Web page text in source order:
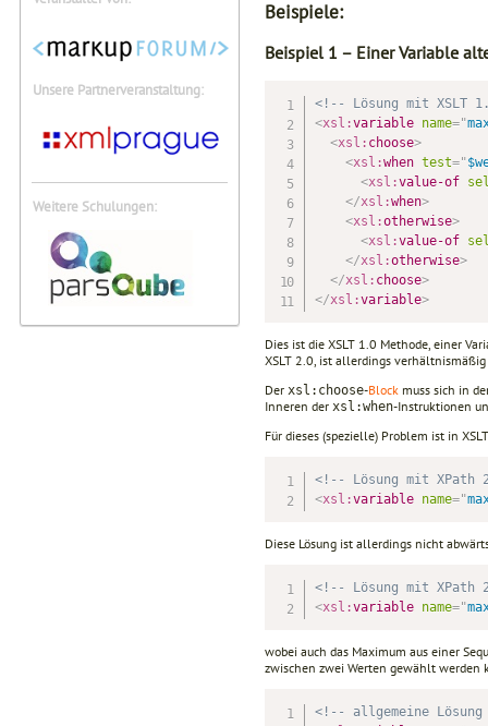
Unsere Partnerveranstaltung:
Weitere Schulungen:
Beispiele:
Beispiel 1 – Einer Variable
<!-- Lösung mit XSLT
<xsl:variable name="
<xsl: choose>
<xsl:when test="
<xsl:value-of
</xsl:when>
<xsl:otherwise>
<xsl:value-of
</xsl:otherwise>
</xsl: choose>
</xsl:variable>
Dies ist die XSLT 1.0 Methode, einer
XSLT 2.0, ist allerdings
Der xsl:choose-Block muss sich in
Inneren der xsl:when-Instruktionen
Für dieses (spezielle) Problem ist in
<!-- Lösung mit XPath
<xsl:variable name="
Diese Lösung ist allerdings nicht
<!-- Lösung mit XPath
<xsl:variable name="
wobei auch das Maximum aus einer
zwi­schen zwei Werten gewählt werden
<!-- allgemeine